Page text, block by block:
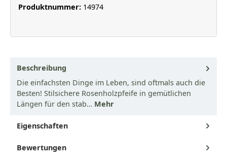
Produktnummer: 14974
Beschreibung
Die einfachsten Dinge im Leben, sind oftmals auch die
Besten! Stilsichere Rosenholzpfeife in gemütlichen
Längen für den stab… Mehr
Eigenschaften
Bewertungen